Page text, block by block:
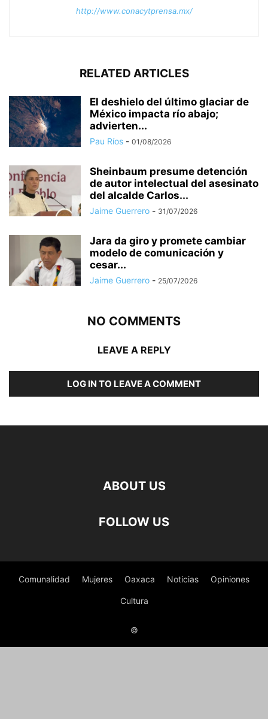
http://www.conacytprensa.mx/
RELATED ARTICLES
El deshielo del último glaciar de
México impacta río abajo;
advierten...
Pau Ríos - 01/08/2026
Sheinbaum presume detención
de autor intelectual del asesinato
del alcalde Carlos...
Jaime Guerrero - 31/07/2026
Jara da giro y promete cambiar
modelo de comunicación y
cesar...
Jaime Guerrero - 25/07/2026
NO COMMENTS
LEAVE A REPLY
LOG IN TO LEAVE A COMMENT
ABOUT US
FOLLOW US
Comunalidad Mujeres Oaxaca Noticias Opiniones
Cultura
©